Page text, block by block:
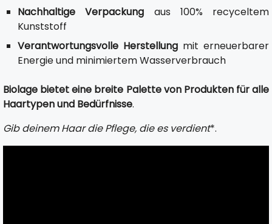
Nachhaltige Verpackung aus 100% recyceltem
Kunststoff
Verantwortungsvolle Herstellung mit erneuerbarer
Energie und minimiertem Wasserverbrauch
Biolage bietet eine breite Palette von Produkten für alle
Haartypen und Bedürfnisse.
Gib deinem Haar die Pflege, die es verdient*.